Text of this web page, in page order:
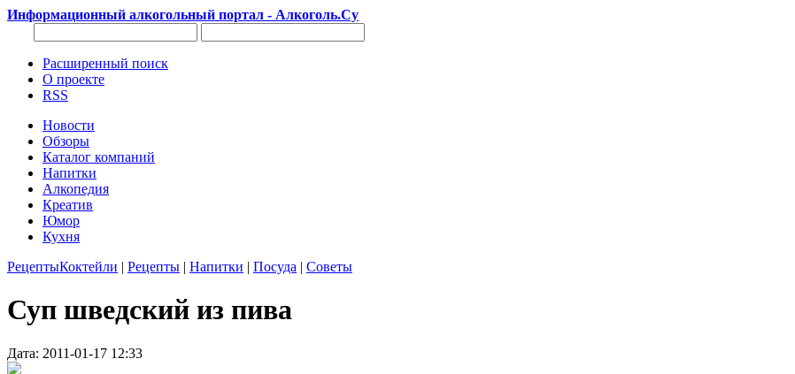
Информационный алкогольный портал - Алкоголь.Су
Расширенный поиск
О проекте
RSS
Новости
Обзоры
Каталог компаний
Напитки
Алкопедия
Креатив
Юмор
Кухня
РецептыКоктейли | Рецепты | Напитки | Посуда | Советы
Суп шведский из пива
Дата: 2011-01-17 12:33